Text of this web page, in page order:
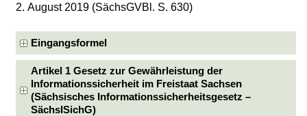
2. August 2019 (SächsGVBl. S. 630)
Eingangsformel
Artikel 1 Gesetz zur Gewährleistung der
Informationssicherheit im Freistaat Sachsen
(Sächsisches Informationssicherheitsgesetz –
SächsISichG)